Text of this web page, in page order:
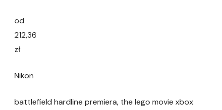
od
212,36
zł
Nikon
battlefield hardline premiera, the lego movie xbox